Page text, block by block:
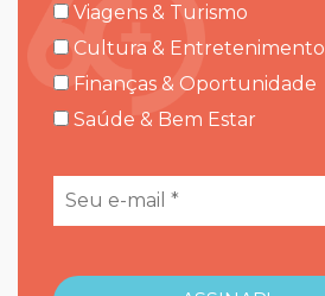
Viagens & Turismo
Cultura & Entretenimento
Finanças & Oportunidade
Saúde & Bem Estar